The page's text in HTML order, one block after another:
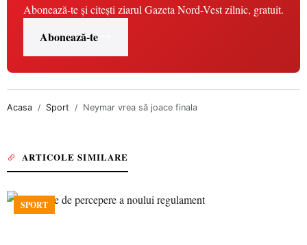
Abonează-te și citești ziarul Gazeta Nord-Vest zilnic, gratuit.
Abonează-te
Acasa Sport Neymar vrea să joace finala
ARTICOLE SIMILARE
SPORT